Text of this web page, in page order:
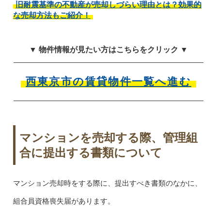
旧耐震基準の不動産が売却しづらい理由とは？効果的
な売却方法もご紹介！
▼ 物件情報が見たい方はこちらをクリック ▼
西東京市の賃貸物件一覧へ進む
マンションを売却する際、管理組
合に提出する書類について
マンション売却時をする際に、提出すべき書類のなかに、
組合員資格喪失届があります。